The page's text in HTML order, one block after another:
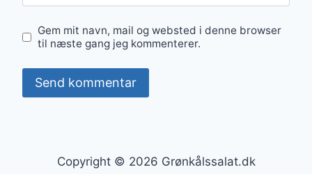
Gem mit navn, mail og websted i denne browser
til næste gang jeg kommenterer.
Copyright © 2026 Grønkålssalat.dk